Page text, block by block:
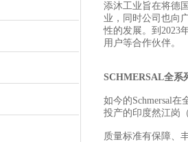
添沐工业旨在将德
业，同时公司也向
性的发展。到2023
用户等合作伙伴。
SCHMERSAL全系
如今的Schmersal
投产的印度然江岗
质量标准有保障、